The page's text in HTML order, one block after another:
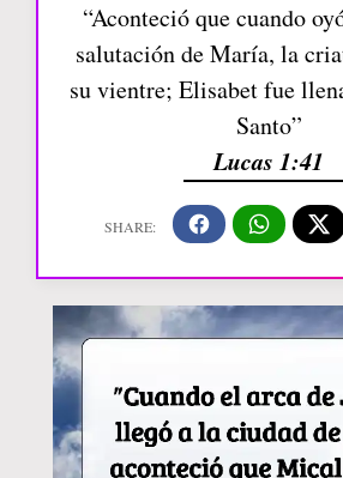
“Aconteció que cuando
salutación de María, la
su vientre; Elisabet fue
Santo”
Lucas 1:41